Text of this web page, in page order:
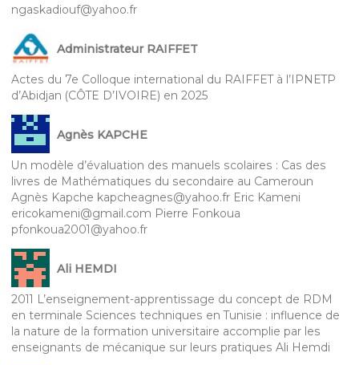
ngaskadiouf@yahoo.fr
Administrateur RAIFFET
Actes du 7e Colloque international du RAIFFET à l’IPNETP
d’Abidjan (CÔTE D’IVOIRE) en 2025
Agnès KAPCHE
Un modèle d’évaluation des manuels scolaires : Cas des
livres de Mathématiques du secondaire au Cameroun
Agnès Kapche kapcheagnes@yahoo.fr Eric Kameni
ericokameni@gmail.com Pierre Fonkoua
pfonkoua2001@yahoo.fr
Ali HEMDI
2011 L’enseignement-apprentissage du concept de RDM
en terminale Sciences techniques en Tunisie : influence de
la nature de la formation universitaire accomplie par les
enseignants de mécanique sur leurs pratiques Ali Hemdi